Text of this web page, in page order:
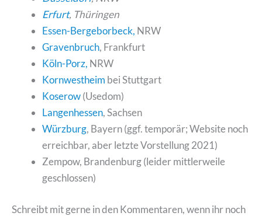
Erfurt, Thüringen
Essen-Bergeborbeck, NRW
Gravenbruch, Frankfurt
Köln-Porz, NRW
Kornwestheim bei Stuttgart
Koserow(Usedom)
Langenhessen, Sachsen
Würzburg, Bayern (ggf. temporär; Website noch
erreichbar, aber letzte Vorstellung 2021)
Zempow, Brandenburg (leider mittlerweile
geschlossen)
Schreibt mit gerne in den Kommentaren, wenn ihr noch